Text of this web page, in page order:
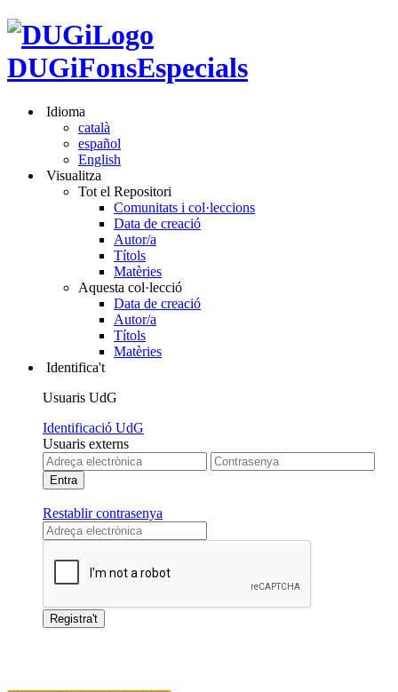
DUGiFonsEspecials
Idioma
català
español
English
Visualitza
Tot el Repositori
Comunitats i col·leccions
Data de creació
Autor/a
Títols
Matèries
Aquesta col·lecció
Data de creació
Autor/a
Títols
Matèries
Identifica't
Usuaris UdG
Identificació UdG
Usuaris externs
Restablir contrasenya